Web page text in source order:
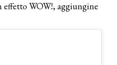
WOW!, aggiungine